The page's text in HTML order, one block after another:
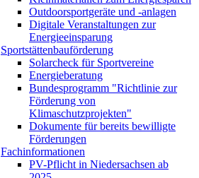
Outdoorsportgeräte und -anlagen
Digitale Veranstaltungen zur
Energieeinsparung
Sportstättenbauförderung
Solarcheck für Sportvereine
Energieberatung
Bundesprogramm "Richtlinie zur
Förderung von
Klimaschutzprojekten"
Dokumente für bereits bewilligte
Förderungen
Fachinformationen
PV-Pflicht in Niedersachsen ab